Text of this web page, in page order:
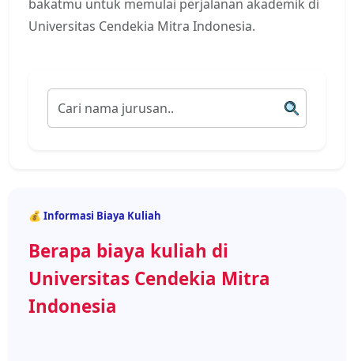
bakatmu untuk memulai perjalanan akademik di
Universitas Cendekia Mitra Indonesia.
💰 Informasi Biaya Kuliah
Berapa biaya kuliah di
Universitas Cendekia Mitra
Indonesia